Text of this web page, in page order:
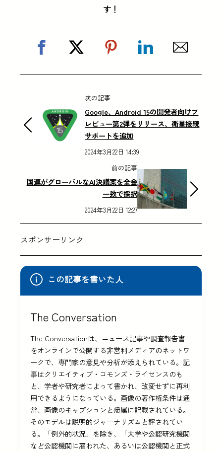
す！
次の記事
Google、Android 15の開発者向けプ
レビュー第2弾をリリース、衛星接続
サポートを追加
2024年3月22日 14:39
前の記事
国連がグローバルなAI決議案を全会
一致で採択
2024年3月22日 12:27
スポンサーリンク
この記事を書いた人
The Conversation
The Conversationは、ニュース記事や調査報告書
をオンラインで公開する非営利メディアのネットワ
ークで、専門家の意見や分析が添えられている。記
事はクリエイティブ・コモンズ・ライセンスのも
と、学者や研究者によって書かれ、改変せずに再利
用できるようになっている。画像の著作権条件は通
常、画像のキャプションと帰属に記載されている。
そのモデルは説明的ジャーナリズムと評されてい
る。「例外的状況」を除き、「大学や公認研究機関
など公認機関に雇われた、あるいは公認機関と正式